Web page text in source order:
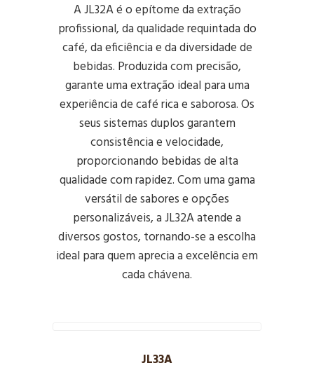
A JL32A é o epítome da extração
profissional, da qualidade requintada do
café, da eficiência e da diversidade de
bebidas. Produzida com precisão,
garante uma extração ideal para uma
experiência de café rica e saborosa. Os
seus sistemas duplos garantem
consistência e velocidade,
proporcionando bebidas de alta
qualidade com rapidez. Com uma gama
versátil de sabores e opções
personalizáveis, a JL32A atende a
diversos gostos, tornando-se a escolha
ideal para quem aprecia a excelência em
cada chávena.
JL33A